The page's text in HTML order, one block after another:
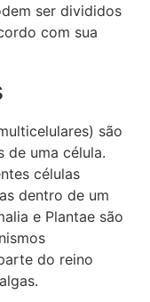
ser divididos
com sua
são
de uma célula.
células
dentro de um
e Plantae são
do reino